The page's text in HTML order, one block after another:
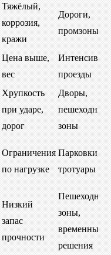
Тяжёлый,
коррозия,
кражи
Дороги,
промзоны
Цена выше,
вес
проезды
Хрупкость
при ударе,
дорог
Дворы,
пешеходные
зоны
Ограничения
по нагрузке
Парковки,
тротуары
Низкий
запас
прочности
Пешеходные
зоны,
временные
решения